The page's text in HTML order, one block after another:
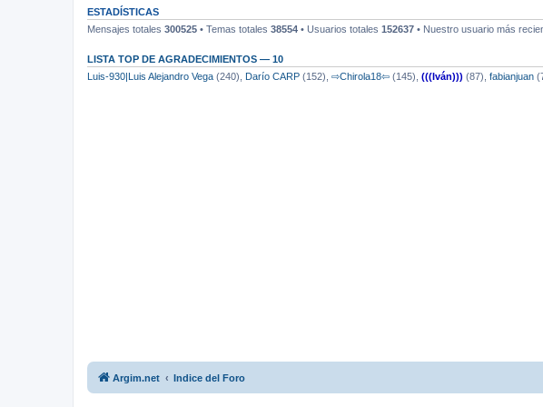
ESTADÍSTICAS
Mensajes totales 300525 • Temas totales 38554 • Usuarios totales 152637 • Nuestro usuario más
LISTA TOP DE AGRADECIMIENTOS — 10
Luis-930|Luis Alejandro Vega (240), Darío CARP (152), ⇨Chirola18⇦ (145), (((Iván))) (87), fabianjuan
Argim.net Indice del Foro